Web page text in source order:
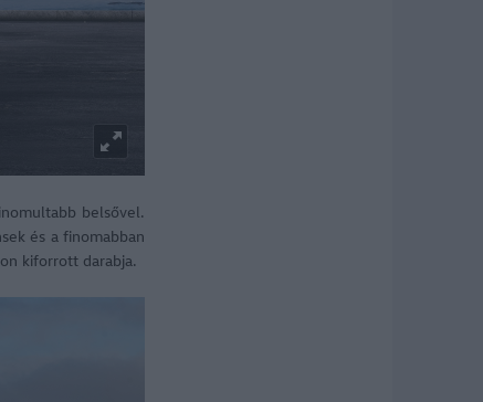
belsővel.
és a finomabban
kiforrott darabja.